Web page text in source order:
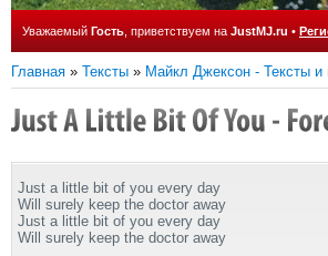
Уважаемый Гость , приветствуем на JustMJ.ru •
Главная » Тексты » Майкл Джексон - Тексты и
Just a little bit of you every day
Will surely keep the doctor away
Just a little bit of you every day
Will surely keep the doctor away